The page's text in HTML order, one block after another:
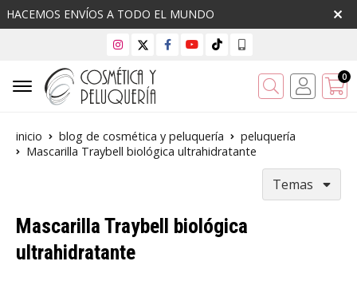
HACEMOS ENVÍOS A TODO EL MUNDO
Buscar 0
inicio blog de cosmética y peluquería
peluquería
Mascarilla Traybell biológica ultrahidratante
Temas
Mascarilla Traybell biológica
ultrahidratante